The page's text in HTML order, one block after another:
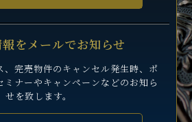
をメールでお知らせ
完売物件のキャンセル発生時、 ポ
ミナーやキャンペーンなどのお知ら
せを致します。